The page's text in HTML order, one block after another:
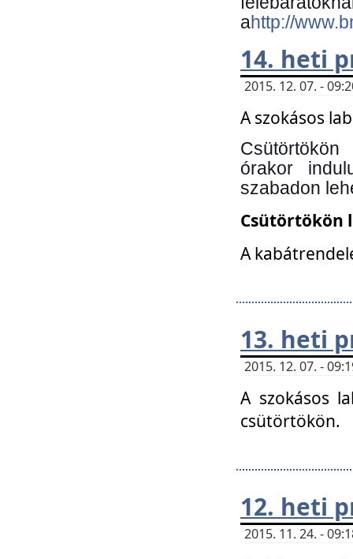
ahttp://
14. heti
2015. 12. 07. -
A szokásos
órakor
szabadon
Csütörtökön
A
13. heti
2015. 12. 07. -
A szokásos
csütörtökön.
12. heti
2015. 11. 24. -